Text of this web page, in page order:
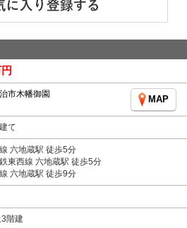
市木幡御園
MAP
て
六地蔵駅 徒歩5分
東西線 六地蔵駅 徒歩5分
六地蔵駅 徒歩9分
階建